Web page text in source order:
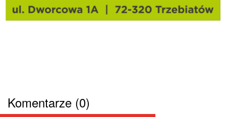
Komentarze (0)